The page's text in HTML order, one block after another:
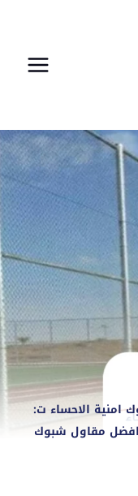
امنية الاحساء ت:
– افضل مقاول شبوك